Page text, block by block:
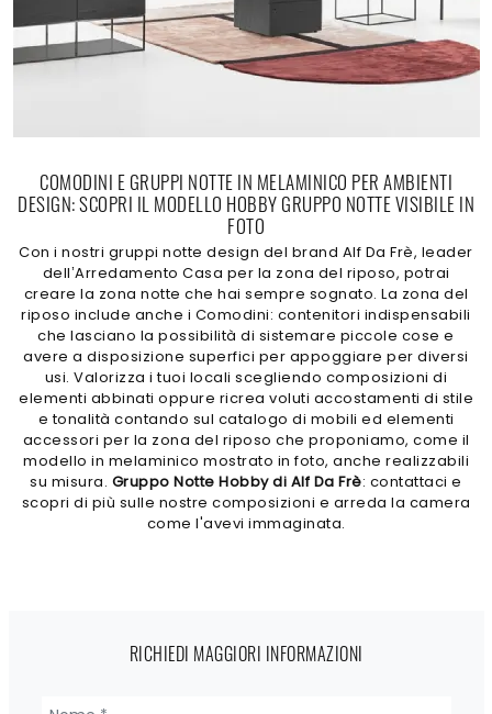
COMODINI E GRUPPI NOTTE IN MELAMINICO PER AMBIENTI
DESIGN: SCOPRI IL MODELLO HOBBY GRUPPO NOTTE VISIBILE IN
FOTO
Con i nostri gruppi notte design del brand Alf Da Frè, leader
dell’Arredamento Casa per la zona del riposo, potrai
creare la zona notte che hai sempre sognato. La zona del
riposo include anche i Comodini: contenitori indispensabili
che lasciano la possibilità di sistemare piccole cose e
avere a disposizione superfici per appoggiare per diversi
usi. Valorizza i tuoi locali scegliendo composizioni di
elementi abbinati oppure ricrea voluti accostamenti di stile
e tonalità contando sul catalogo di mobili ed elementi
accessori per la zona del riposo che proponiamo, come il
modello in melaminico mostrato in foto, anche realizzabili
su misura. Gruppo Notte Hobby di Alf Da Frè: contattaci e
scopri di più sulle nostre composizioni e arreda la camera
come l'avevi immaginata.
RICHIEDI MAGGIORI INFORMAZIONI